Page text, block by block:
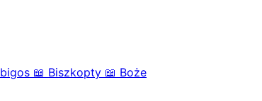
bigos 📖 Biszkopty 📖 Boże